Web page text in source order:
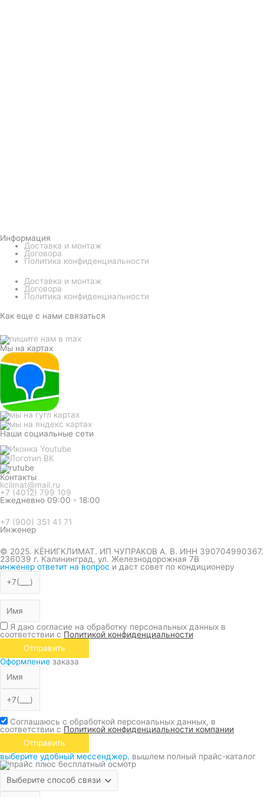
Информация
Доставка и монтаж
Договора
Политика конфиденциальности
Доставка и монтаж
Договора
Политика конфиденциальности
Как еще с нами связаться
Мы на картах
Наши социальные сети
Контакты
kclimat@mail.ru
+7 (4012) 799 109
Ежедневно 09:00 - 18:00
+7 (900) 351 41 71
Инженер
© 2025. КЁНИГКЛИМАТ. ИП ЧУПРАКОВ А. В. ИНН 390704990367.
236039 г. Калининград, ул. Железнодорожная 7В
инженер ответит на вопрос и даст совет по кондиционеру
Я даю согласие на обработку персональных данных в
соответствии с Политикой конфиденциальности
Отправить
Оформление заказа
Соглашаюсь с обработкой персональных данных, в
соответствии с Политикой конфиденциальности компании
Отправить
выберите удобный мессенджер. вышлем полный прайс-каталог